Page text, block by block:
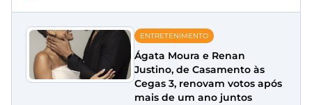
ENTRETENIMENTO
Ágata Moura e Renan
Justino, de Casamento às
Cegas 3, renovam votos após
mais de um ano juntos